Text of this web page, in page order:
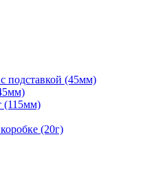
подставкой (45мм)
(115мм)
(20г)